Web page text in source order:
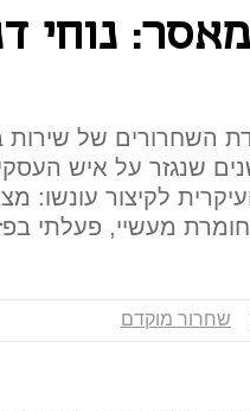
מאסר:
השחרורים של שירות
את עונש המאסר של 3 שנים שנגזר על איש
לקיצור עונשו:
מעשיי, פעלתי
שחרור מוקדם